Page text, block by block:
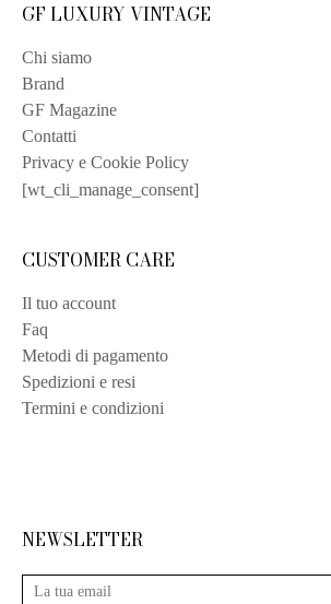
GF LUXURY VINTAGE
Chi siamo
Brand
GF Magazine
Contatti
Privacy e Cookie Policy
[wt_cli_manage_consent]
CUSTOMER CARE
Il tuo account
Faq
Metodi di pagamento
Spedizioni e resi
Termini e condizioni
NEWSLETTER